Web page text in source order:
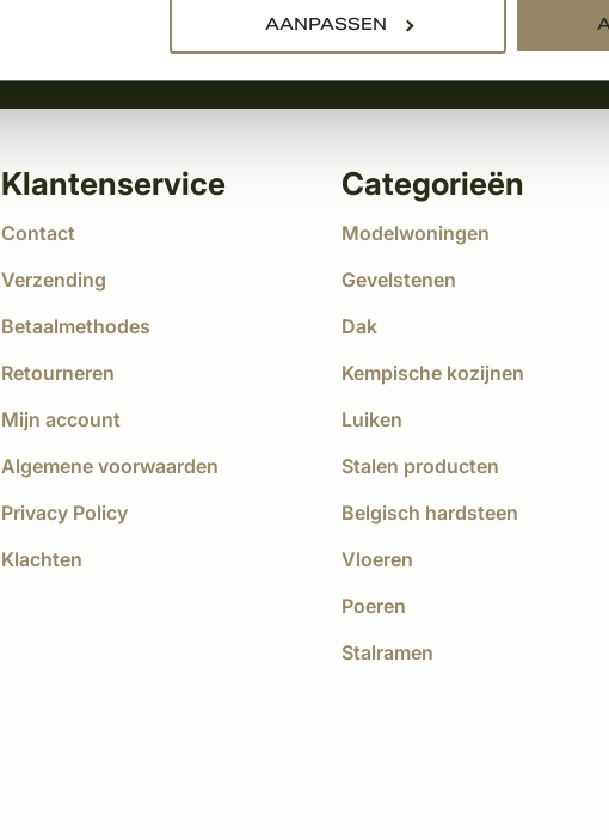
AANPASSEN
Klantenservice
Contact
Verzending
Betaalmethodes
Retourneren
Mijn account
Algemene voorwaarden
Privacy Policy
Klachten
Categorieën
Modelwoningen
Gevelstenen
Dak
Kempische kozijnen
Luiken
Stalen producten
Belgisch hardsteen
Vloeren
Poeren
Stalramen